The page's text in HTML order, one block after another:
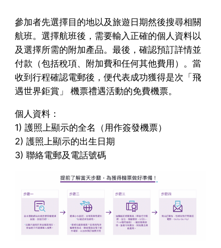
參加者先選擇目的地以及旅遊日期然後搜尋相關
航班。選擇航班後，需要輸入正確的個人資料以
及選擇所需的附加產品。最後，確認預訂詳情並
付款（包括稅項、附加費和任何其他費用）。當
收到行程確認電郵後，便代表成功獲得是次「飛
遇世界鉅賞」 機票禮遇活動的免費機票。
個人資料：
1) 護照上顯示的全名（用作簽發機票）
2) 護照上顯示的出生日期
3) 聯絡電郵及電話號碼